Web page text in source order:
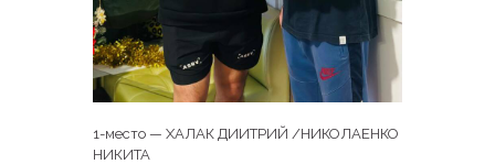
1-место — ХАЛАК ДИИТРИЙ /НИКОЛАЕНКО
НИКИТА